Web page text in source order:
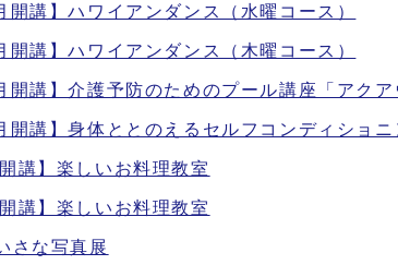
開講】ハワイアンダンス（水曜コース）
開講】ハワイアンダンス（木曜コース）
開講】介護予防のためのプール講座「アク
開講】身体ととのえるセルフコンディショニ
講】楽しいお料理教室
講】楽しいお料理教室
さな写真展